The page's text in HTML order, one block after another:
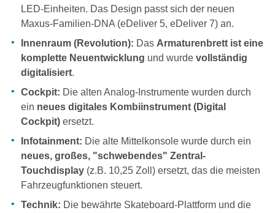
LED-Einheiten. Das Design passt sich der neuen
Maxus-Familien-DNA (eDeliver 5, eDeliver 7) an.
Innenraum (Revolution): Das Armaturenbrett ist eine
komplette Neuentwicklung und wurde vollständig
digitalisiert.
Cockpit: Die alten Analog-Instrumente wurden durch
ein neues digitales Kombiinstrument (Digital
Cockpit) ersetzt.
Infotainment: Die alte Mittelkonsole wurde durch ein
neues, großes, "schwebendes" Zentral-
Touchdisplay (z.B. 10,25 Zoll) ersetzt, das die meisten
Fahrzeugfunktionen steuert.
Technik: Die bewährte Skateboard-Plattform und die